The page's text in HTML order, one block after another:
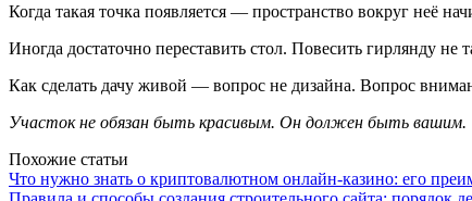
Когда такая точка появляется — пространство вокруг неё
Иногда достаточно переставить стол. Повесить гирлянду не
Как сделать дачу живой — вопрос не дизайна. Вопрос
Участок не обязан быть красивым. Он должен быть вашим.
Похожие статьи
Что нужно знать о криптовалютном онлайн-казино: его